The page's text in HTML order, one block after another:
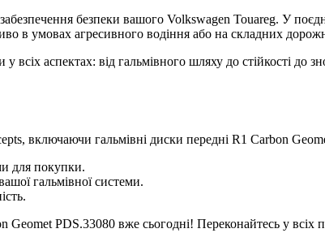
безпеки вашого Volkswagen Touareg. У
в умовах агресивного водіння або на складних
аспектах: від гальмівного шляху до стійкості до
включаючи гальмівні диски передні R1 Carbon
для покупки.
гальмівної системи.
PDS.33080 вже сьогодні! Переконайтесь у всіх